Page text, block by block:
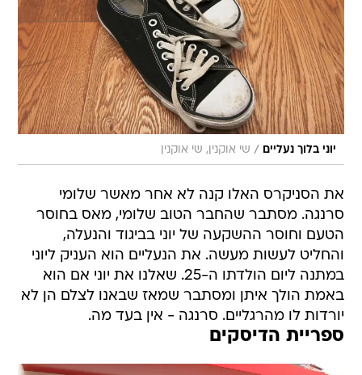
יוני בלוך נעליים / שי אוקנין, שי אוקנין
את הסניקרס האלו קנה לא אחר מאשר שלומי
סרנגה. מסתבר שהחבר הטוב שלומי, מאס בחוסר
הטעם וחוסר ההשקעה של יוני בביגוד והנעלה,
והחליט לעשות מעשה. את הנעליים הוא העניק ליוני
במתנה ליום הולדתו ה-25. שאלנו את יוני אם הוא
באמת הולך איתן ומסתבר שמאז שבאנו לצלם הן לא
יורדות לו מהרגליים. סרנגה - אין בעד מה.
ספריית הדיסקים